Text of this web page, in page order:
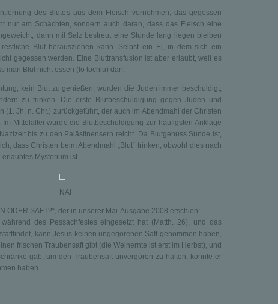
des Blutes aus dem Fleisch vornehmen, das gegessen
nur am Schächten, sondern auch daran, dass das Fleisch eine
dann mit Salz bestreut eine Stunde lang liegen bleiben
Blut herausziehen kann. Selbst ein Ei, in dem sich ein
gegessen werden. Eine Bluttransfusion ist aber erlaubt, weil es
man Blut nicht essen (lo tochlu) darf.
kein Blut zu genießen, wurden die Juden immer beschuldigt,
zu trinken. Die erste Blutbeschuldigung gegen Juden und
(1. Jh. n. Chr.) zurückgeführt, der auch im Abendmahl der Christen
Im Mittelalter wurde die Blutbeschuldigung zur häufigsten Anklage
bis zu den Palästinensern reicht. Da Blutgenuss Sünde ist,
dass Christen beim Abendmahl „Blut“ trinken, obwohl dies nach
Mysterium ist.
NAI
ODER SAFT?“, der in unserer Mai-Ausgabe 2008 erschien:
des Pessachfestes eingesetzt hat (Matth. 26), und das
kann Jesus keinen ungegorenen Saft genommen haben,
frischen Traubensaft gibt (die Weinernte ist erst im Herbst), und
gab, um den Traubensaft unvergoren zu halten, konnte er
haben.